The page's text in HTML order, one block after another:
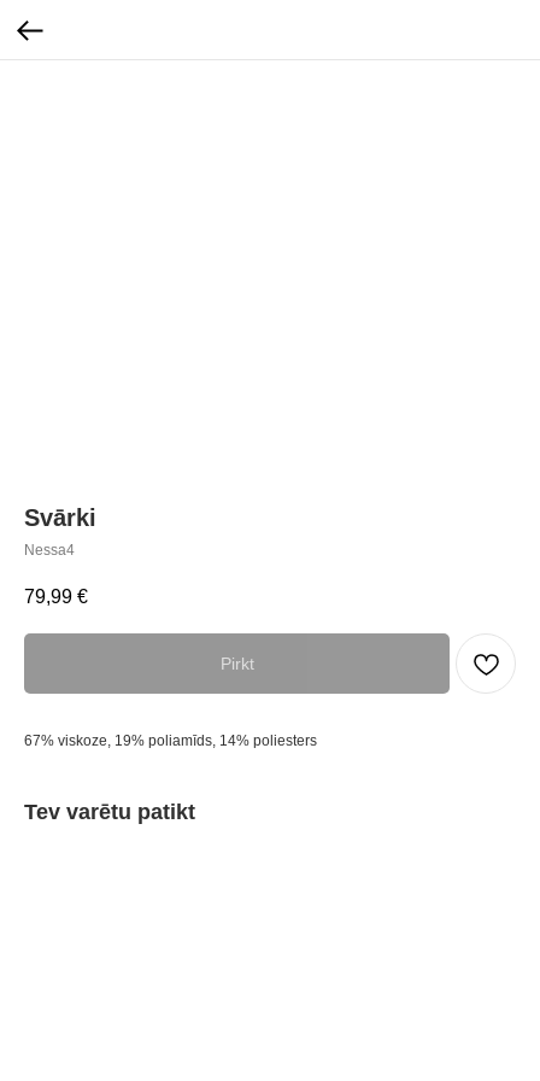
Svārki
Nessa4
79,99 €
Pirkt
67% viskoze, 19% poliamīds, 14% poliesters
Tev varētu patikt